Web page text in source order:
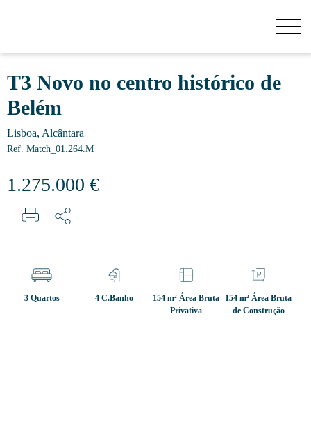
SOBRE NÓS
T3 Novo no centro histórico de
Belém
Lisboa, Alcântara
Ref. Match_01.264.M
1.275.000 €
3 Quartos 4 C.Banho
154 m² Área Bruta
Privativa
154 m² Área Bruta
de Construção